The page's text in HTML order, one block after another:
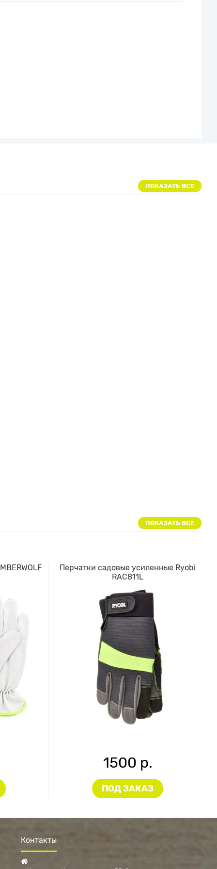
ПОКАЗАТЬ ВСЕ
ПОКАЗАТЬ ВСЕ
Перчатки садовые усиленные Ryobi
RAC811L
1500 р.
ПОД ЗАКАЗ
Контакты